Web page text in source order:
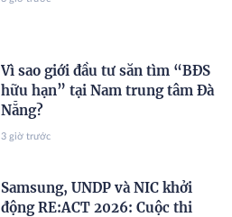
Vì sao giới đầu tư săn tìm “BĐS
hữu hạn” tại Nam trung tâm Đà
Nẵng?
3 giờ trước
Samsung, UNDP và NIC khởi
động RE:ACT 2026: Cuộc thi